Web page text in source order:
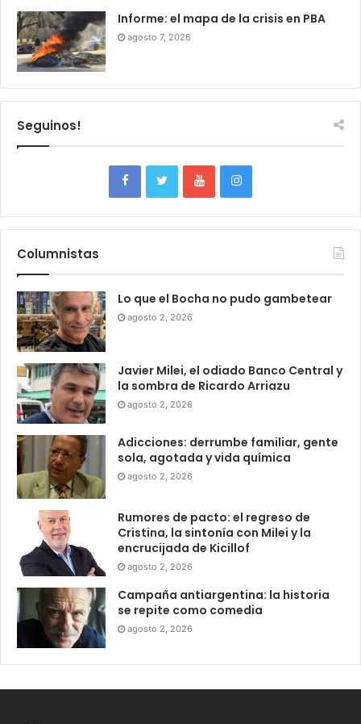
Informe: el mapa de la crisis en PBA
agosto 7, 2026
Seguinos!
Columnistas
Lo que el Bocha no pudo gambetear
agosto 2, 2026
Javier Milei, el odiado Banco Central y
la sombra de Ricardo Arriazu
agosto 2, 2026
Adicciones: derrumbe familiar, gente
sola, agotada y vida química
agosto 2, 2026
Rumores de pacto: el regreso de
Cristina, la sintonía con Milei y la
encrucijada de Kicillof
agosto 2, 2026
Campaña antiargentina: la historia
se repite como comedia
agosto 2, 2026